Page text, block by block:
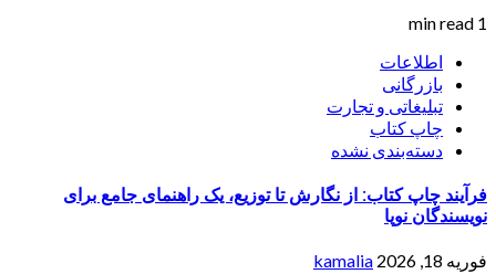
1 min read
اطلاعات
بازرگانی
تبلیغاتی و تجارت
چاپ کتاب
دسته‌بندی نشده
فرآیند چاپ کتاب: از نگارش تا توزیع، یک راهنمای جامع برای
نویسندگان نوپا
فوریه 18, 2026 kamalia